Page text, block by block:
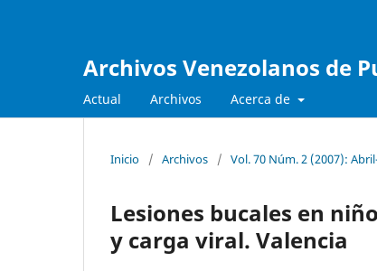
Archivos Venezolanos de
Actual Archivos Acerca de
Inicio / Archivos / Vol. 70 Núm. 2 (2007):
Lesiones bucales en
y carga viral. Valencia